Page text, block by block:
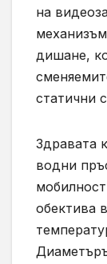
на
дишане,
статични
Здравата
водни
обектива